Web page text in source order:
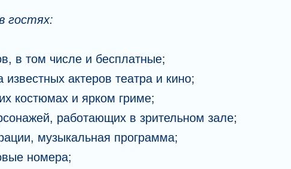
гостях:
в том числе и бесплатные;
актеров театра и кино;
костюмах и ярком гриме;
работающих в зрительном зале;
музыкальная программа;
номера;